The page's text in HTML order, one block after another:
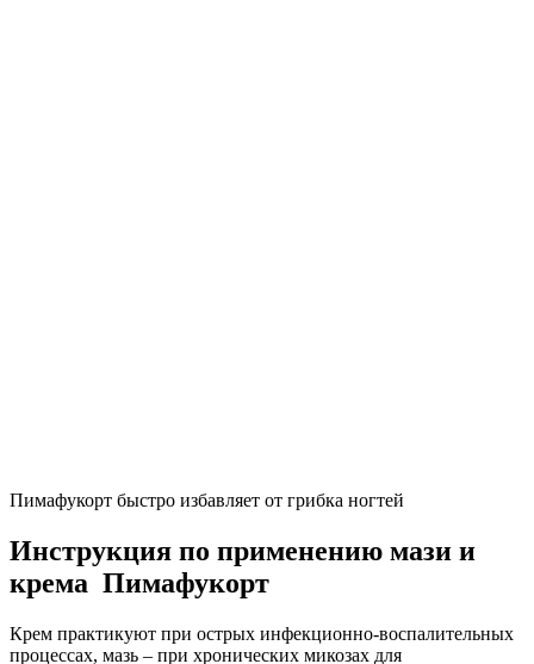
Пимафукорт быстро избавляет от грибка ногтей
Инструкция по применению мази и
крема Пимафукорт
Крем практикуют при острых инфекционно-воспалительных
процессах, мазь – при хронических микозах для